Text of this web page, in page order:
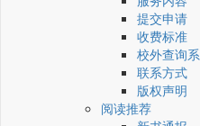
提交申请
收费标准
校外查询
联系方式
版权声明
阅读推荐